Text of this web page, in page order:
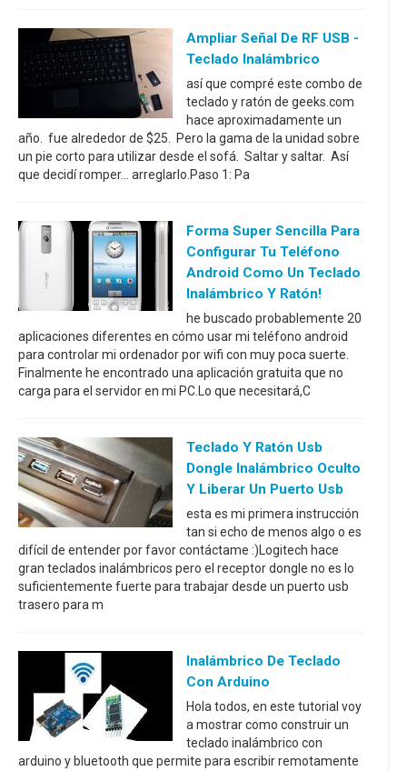
Ampliar Señal De RF USB -
Teclado Inalámbrico
así que compré este combo de
teclado y ratón de geeks.com
hace aproximadamente un
año. fue alrededor de $25. Pero la gama de la unidad sobre
un pie corto para utilizar desde el sofá. Saltar y saltar. Así
que decidí romper... arreglarlo.Paso 1: Pa
Forma Super Sencilla Para
Configurar Tu Teléfono
Android Como Un Teclado
Inalámbrico Y Ratón!
he buscado probablemente 20
aplicaciones diferentes en cómo usar mi teléfono android
para controlar mi ordenador por wifi con muy poca suerte.
Finalmente he encontrado una aplicación gratuita que no
carga para el servidor en mi PC.Lo que necesitará,C
Teclado Y Ratón Usb
Dongle Inalámbrico Oculto
Y Liberar Un Puerto Usb
esta es mi primera instrucción
tan si echo de menos algo o es
difícil de entender por favor contáctame :)Logitech hace
gran teclados inalámbricos pero el receptor dongle no es lo
suficientemente fuerte para trabajar desde un puerto usb
trasero para m
Inalámbrico De Teclado
Con Arduino
Hola todos, en este tutorial voy
a mostrar como construir un
teclado inalámbrico con
arduino y bluetooth que permite para escribir remotamente